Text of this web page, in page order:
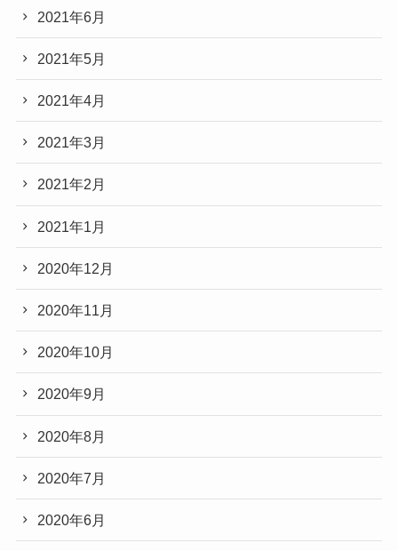
2021年6月
2021年5月
2021年4月
2021年3月
2021年2月
2021年1月
2020年12月
2020年11月
2020年10月
2020年9月
2020年8月
2020年7月
2020年6月